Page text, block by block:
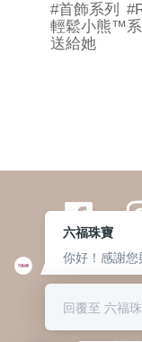
#首飾系列
輕鬆小熊™系
送給她
©
六福珠寶
你好！感謝您
回覆至 六福